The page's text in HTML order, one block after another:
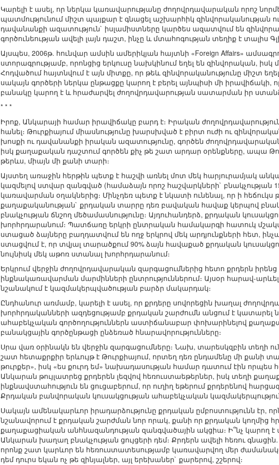
Կարելի է ասել, որ ներկա կառավարությանը ժողովրդավարական որոշ
պատմությունում միշտ պայքար է գնացել աշխարհիկ զինվորականության
դավանանքի ազատություն` իսլամիստները կարծես ազատվում են
գործունեության ավելի լայն դաշտ, ինչը և մտահոգության տեղիք է տալիս
Այսպես, 2006թ. հունվար ամսին ամերիկյան հայտնի «Foreign Affairs»
ստորագրությամբ, որոնցից երկուսը նախկինում եղել են զինվորական, իսկ
Հոդվածում հայտնվում է այն միտքը, որ թեև զինվորականությունը միշտ
սակայն գործերի ներկա ընթացքը կարող է բերել այնպիսի մի
բանակը կարող է և հրաժարվել ժողովրդավարության սատարման իր
* * *
Իրոք, Անկարայի համար իրավիճակը բարդ է։ Իրական
հանել։ Թուրքիայում միասնությունը խարսխված է բիրտ ուժի ու
խոսքի ու դավանանքի իրական ազատությունը, գործեն
իսկ քաղաքական դաշտում գործեն քիչ թե շատ արդար օրենքները, ապա
թերևս, միայն մի քանի տարի։
Այստեղ առաջին հերթին պետք է հաշվի առնել մոտ մեկ հարյուրամյակ
կազմելով ստվար զանգված (համաձայն որոշ հաշվարկների` բնակչության
կառավարման օղակներից։ Մինչդեռ պետք է նկատի ունենալ, որ ի
քաղաքականության` քրդական տարրը դեռ բավական հավաք կերպով
բնակչության ճնշող մեծամասնությունը։ Այդուհանդերձ, քրդական
խորհրդարանում։ Պատճառը երկրի ընտրական համակարգի հատուկ
ստացած ձայները բաղդատվում են ողջ երկրով մեկ արդյունքների հետ,
ստացվում է, որ տվյալ տարածքում 90% ձայն հավաքած քրդական
նույնիսկ մեկ աթոռ ստանալ խորհրդարանում։
Երկրում վերջին ժողովրդավարական զարգացումներից հետո քրդերն
ինքնակառավարման մարմինների ընտրություններում։ Այսօր հարավ-
նշանակում է կազմակերպվածության բարձր մակարդակ։
Ընդհանուր առմամբ, կարելի է ասել, որ քրդերը սովորեցին խաղալ
խորհրդականների ազդեցությամբ քրդական շարժումն անցում է կատարել
ահաբեկչական գործողություններն աստիճանաբար փոխարինելով
բանակցային գործընթացի ընձեռած հնարավորությունները։
Սրա վառ օրինակն են վերջին զարգացումները։ Նախ, տարեսկզբին տեղի
շատ հետաքրքիր երևույթ է Թուրքիայում, որտեղ դեռ ընդամենը մի քանի
թուրքեր», իսկ «ես քուրդ եմ» նախադասության համար դատում էին որպես
Անկարան թույլատրեց քրդերեն լեզվով հեռուստաեթերներ, իսկ տեղի
ինքնավստահություն են ցուցաբերում, որ ուղիղ եթերում քրդերենով
Քրդական բանվորական կուսակցության ահաբեկչական կազմակերպություն
Սակայն ամենակարևոր իրադարձությունը քրդական ըմբոստությունն էր,
նշանավորում է քրդական շարժման նոր որակ, քանի որ քրդական կողմից
քաղաքացիական անհնազանդության զանգվածային ակցիա։ Ի՞նչ կարող է
Անկարան խաղաղ բնակչության ցույցերի դեմ։ Քրդերն ավելի հեռու
որոնք շատ կարևոր են հեռուստատեսությամբ կառավարվող մեր
դեմ դուրս եկան ոչ թե զինյալներ, այլ երեխաներ` քարերով, շշերով։